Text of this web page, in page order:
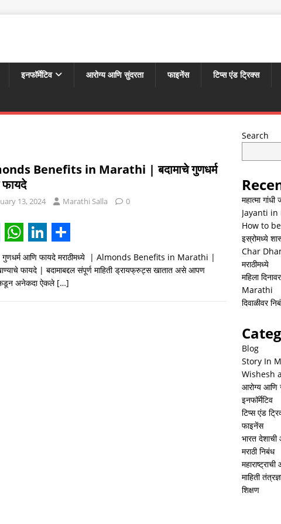
इनफॉर्मेटिव आरोग्य आणि सुंदरता फाइनेंस टिप्स एंड ट्रिक्स
Benefits in Marathi | बदामाचे गुणधर्म
13, 2024 Marathi Salla 0
W
h
a
L
i
n
S
h
a
गुणधर्म आणि फायदे मराठीमध्ये | Almonds Benefits in Marathi |
फायदे | बदामाबद्दल संपूर्ण माहिती ड्रायफ्रुट्स खातात असे आपण
अनेकदा ऐकले […]
Search
महात्मा
Jayanti
How to
इस्रोमध्ये
Char
मराठीमध्ये
महिला
Marathi
दिवाळीवर
Blog
Story In
Wishesh
आरोग्य आणि
इनफॉर्मेटिव
टिप्स एंड
फाइनेंस
भारत
मराठी निबंध
माहिती
शिक्षण